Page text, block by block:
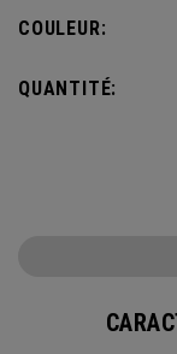
COULEUR:
QUANTITÉ: